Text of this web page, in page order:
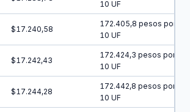
10 UF
$17.240,58
172.405,8 pesos por
10 UF
$17.242,43
172.424,3 pesos por
10 UF
$17.244,28
172.442,8 pesos por
10 UF